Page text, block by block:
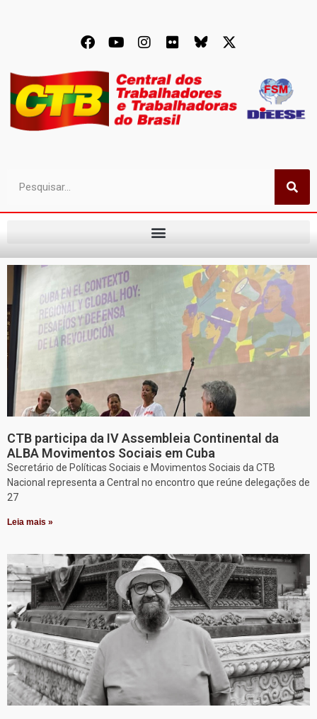
CTB participa da IV Assembleia Continental da
ALBA Movimentos Sociais em Cuba
Secretário de Políticas Sociais e Movimentos Sociais da CTB
Nacional representa a Central no encontro que reúne delegações de
27
Leia mais »